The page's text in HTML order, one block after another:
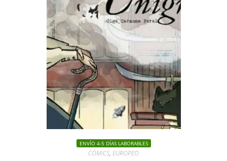
ENVÍO 4-5 DÍAS LABORABLES
CÓMICS, EUROPEO